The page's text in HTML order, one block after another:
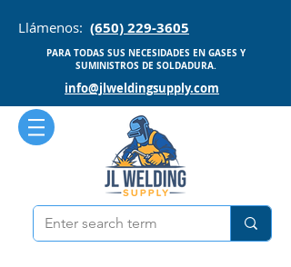
Llámenos: (650) 229-3605
PARA TODAS SUS NECESIDADES EN GASES Y
SUMINISTROS DE SOLDADURA.
info@jlweldingsupply.com